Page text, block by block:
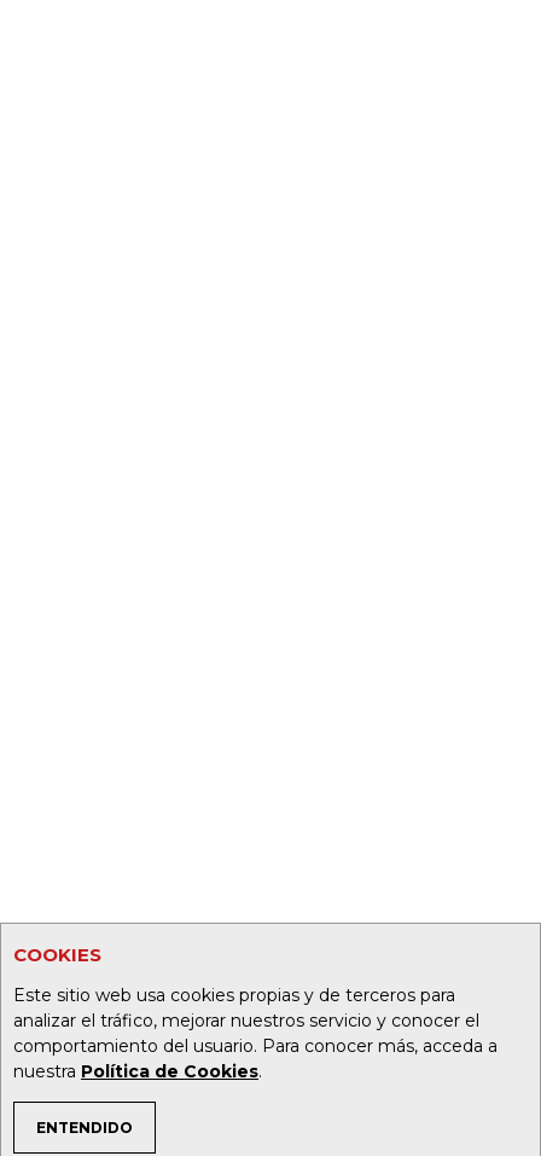
COOKIES
Este sitio web usa cookies propias y de terceros para
analizar el tráfico, mejorar nuestros servicio y conocer el
comportamiento del usuario. Para conocer más, acceda a
nuestra Política de Cookies.
ENTENDIDO
TEMAS DE INTERÉS